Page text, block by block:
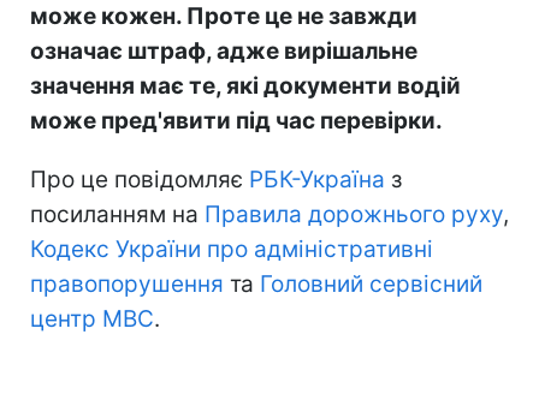
може кожен. Проте це не завжди
означає штраф, адже вирішальне
значення має те, які документи водій
може пред'явити під час перевірки.
Про це повідомляє РБК-Україна з
посиланням на Правила дорожнього руху,
Кодекс України про адміністративні
правопорушення та Головний сервісний
центр МВС.